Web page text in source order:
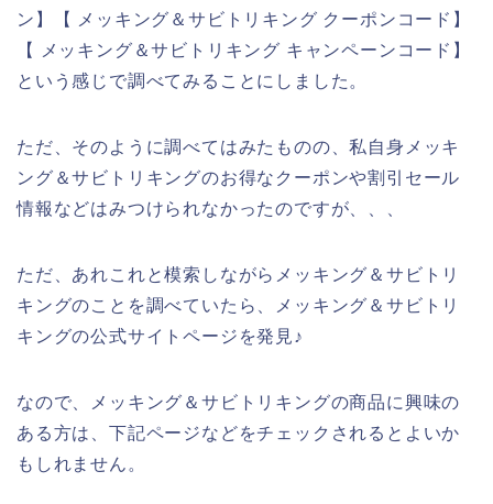
ン】【 メッキング＆サビトリキング クーポンコード】
【 メッキング＆サビトリキング キャンペーンコード】
という感じで調べてみることにしました。
ただ、そのように調べてはみたものの、私自身メッキ
ング＆サビトリキングのお得なクーポンや割引セール
情報などはみつけられなかったのですが、、、
ただ、あれこれと模索しながらメッキング＆サビトリ
キングのことを調べていたら、メッキング＆サビトリ
キングの公式サイトページを発見♪
なので、メッキング＆サビトリキングの商品に興味の
ある方は、下記ページなどをチェックされるとよいか
もしれません。